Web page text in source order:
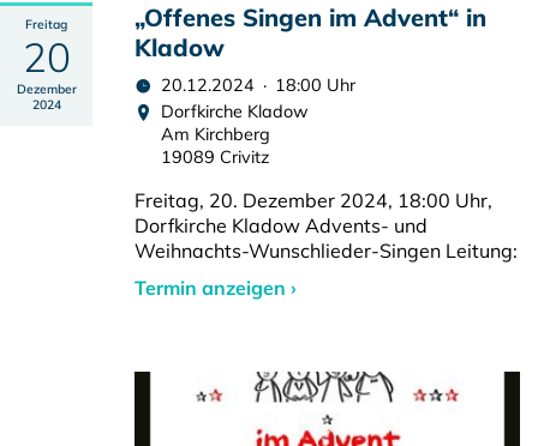
Freitag
20
Dezember
2024
„Offenes Singen im Advent“ in
Kladow
20.12.2024 · 18:00 Uhr
Dorfkirche Kladow
Am Kirchberg
19089 Crivitz
Freitag, 20. Dezember 2024, 18:00 Uhr,
Dorfkirche Kladow Advents- und
Weihnachts-Wunschlieder-Singen Leitung:
Termin anzeigen ›